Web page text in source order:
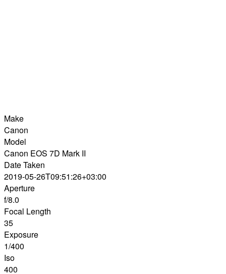
Make
Canon
Model
Canon EOS 7D Mark II
Date Taken
2019-05-26T09:51:26+03:00
Aperture
f/8.0
Focal Length
35
Exposure
1/400
Iso
400